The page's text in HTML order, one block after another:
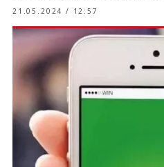
21.05.2024 / 12:57